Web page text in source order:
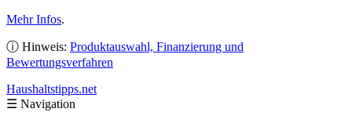
Mehr Infos.
ⓘ Hinweis: Produktauswahl, Finanzierung und
Bewertungsverfahren
Haushaltstipps.net
☰ Navigation